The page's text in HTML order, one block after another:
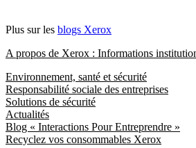
Plus sur les blogs Xerox
A propos de Xerox : Informations
Environnement, santé et sécurité
Responsabilité sociale des entreprises
Solutions de sécurité
Actualités
Blog « Interactions Pour Entreprendre »
Recyclez vos consommables Xerox